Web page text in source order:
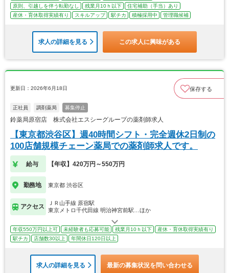
原則、引越しを伴う転勤なし
残業月10ｈ以下
住宅補助（手当）あり
産休・育休取得実績有り
スキルアップ 駅チカ 積極採用中 管理職候補
求人の詳細を見る この求人に興味がある
更新日：2026年6月18日 保存する
正社員 調剤薬局 募集停止
鈴薬局原宿店 株式会社エスシーグループの薬剤師求人
【東京都渋谷区】週40時間シフト・完全週休2日制の
100店舗規模チェーン薬局での薬剤師求人です。
給与 【年収】420万円～550万円
勤務地 東京都 渋谷区
アクセス
ＪＲ山手線 原宿駅
東京メトロ千代田線 明治神宮前駅…ほか
年収550万円以上可 未経験者も応募可能 残業月10ｈ以下
産休・育休取得実績有り
駅チカ
店舗数30以上 年間休日120日以上
求人の詳細を見る 最新の募集状況を問い合わせる